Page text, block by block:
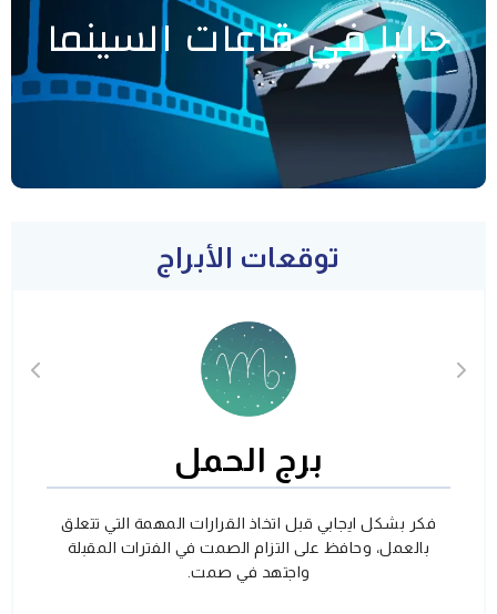
حاليا في قاعات السينما
توقعات الأبراج
برج الحمل
فكر بشكل ايجابي قبل اتخاذ القرارات المهمة التي تتعلق
بالعمل، وحافظ على التزام الصمت في الفترات المقبلة
واجتهد في صمت.